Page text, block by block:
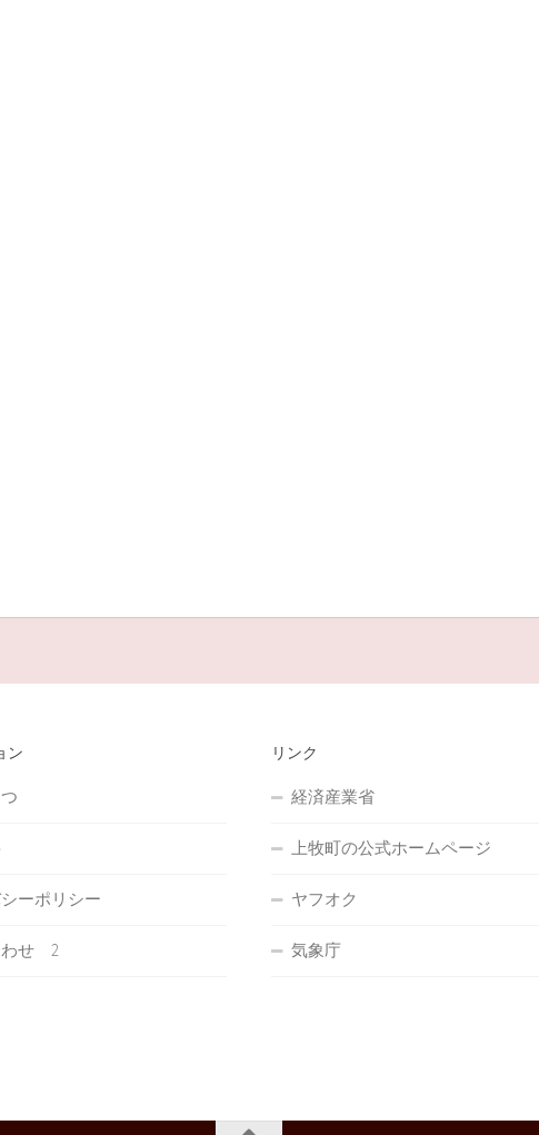
ン
ーポリシー
わせ 2
リンク
経済産業省
上牧町の公式ホームページ
ヤフオク
気象庁